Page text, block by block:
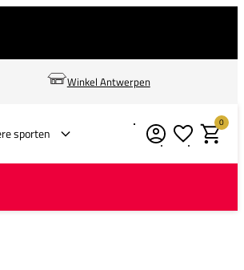
Winkel Antwerpen
sporten Verlanglijstje
0